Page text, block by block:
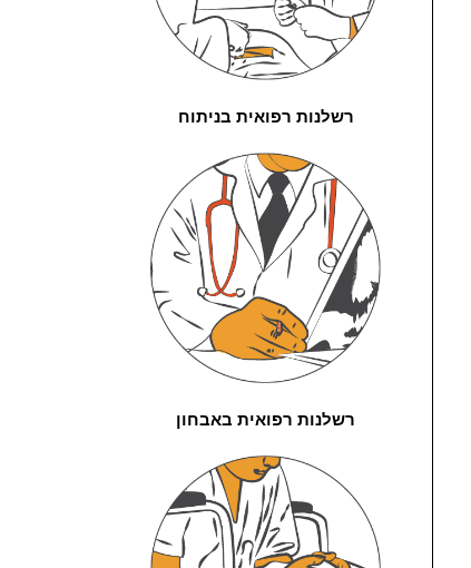
רשלנות רפואית בניתוח
רשלנות רפואית באבחון